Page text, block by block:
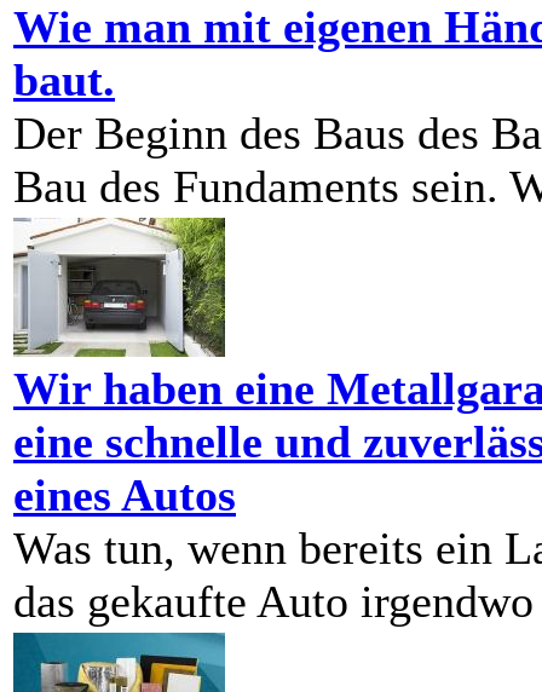
Wie man mit eigenen
baut.
Der Beginn des Baus des
Bau des Fundaments sein.
Wir haben eine
eine schnelle und
eines Autos
Was tun, wenn bereits ein
das gekaufte Auto